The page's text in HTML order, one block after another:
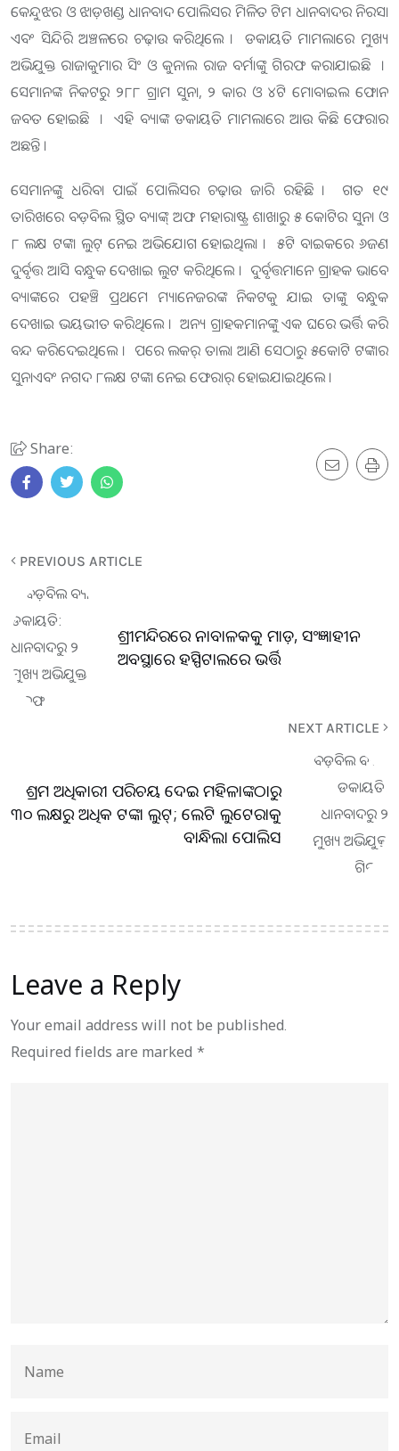
କେନ୍ଦୁଝର ଓ ଝାଡ଼ଖଣ୍ଡ ଧାନବାଦ ପୋଲିସର ମିଳିତ ଟିମ ଧାନବାଦର ନିରସା
ଏବଂ ସିନ୍ଦିରି ଅଞ୍ଚଳରେ ଚଢ଼ାଉ କରିଥିଲେ । ଡକାୟତି ମାମଲାରେ ମୁଖ୍ୟ
ଅଭିଯୁକ୍ତ ରାଜାକୁମାର ସିଂ ଓ କୁନାଲ ରାଜ ବର୍ମାଙ୍କୁ ଗିରଫ କରାଯାଇଛି ।
ସେମାନଙ୍କ ନିକଟରୁ ୨୮୮ ଗ୍ରାମ ସୁନା, ୨ କାର ଓ ୪ଟି ମୋବାଇଲ ଫୋନ
ଜବତ ହୋଇଛି । ଏହି ବ୍ୟାଙ୍କ ଡକାୟତି ମାମଲାରେ ଆଉ କିଛି ଫେରାର
ଅଛନ୍ତି ।
ସେମାନଙ୍କୁ ଧରିବା ପାଇଁ ପୋଲିସର ଚଢ଼ାଉ ଜାରି ରହିଛି । ଗତ ୧୯
ତାରିଖରେ ବଡ଼ବିଲ ସ୍ଥିତ ବ୍ୟାଙ୍କ୍ ଅଫ ମହାରାଷ୍ଟ୍ର ଶାଖାରୁ ୫ କୋଟିର ସୁନା ଓ
୮ ଲକ୍ଷ ଟଙ୍କା ଲୁଟ୍ ନେଇ ଅଭିଯୋଗ ହୋଇଥିଲା । ୫ଟି ବାଇକରେ ୬ଜଣ
ଦୁର୍ବୃତ୍ତ ଆସି ବନ୍ଧୁକ ଦେଖାଇ ଲୁଟ କରିଥିଲେ । ଦୁର୍ବୃତ୍ତମାନେ ଗ୍ରାହକ ଭାବେ
ବ୍ୟାଙ୍କରେ ପହଞ୍ଚି ପ୍ରଥମେ ମ୍ୟାନେଜରଙ୍କ ନିକଟକୁ ଯାଇ ତାଙ୍କୁ ବନ୍ଧୁକ
ଦେଖାଇ ଭୟଭୀତ କରିଥିଲେ । ଅନ୍ୟ ଗ୍ରାହକମାନଙ୍କୁ ଏକ ଘରେ ଭର୍ତ୍ତି କରି
ବନ୍ଦ କରିଦେଇଥିଲେ । ପରେ ଲକର୍ ତାଲା ଆଣି ସେଠାରୁ ୫କୋଟି ଟଙ୍କାର
ସୁନାଏବଂ ନଗଦ ୮ଲକ୍ଷ ଟଙ୍କା ନେଇ ଫେରାର୍ ହୋଇଯାଇଥିଲେ ।
Share:
PREVIOUS ARTICLE
ଶ୍ରୀମନ୍ଦିରରେ ନାବାଳକକୁ ମାଡ଼, ସଂଜ୍ଞାହୀନ
ଅବସ୍ଥାରେ ହସ୍ପିଟାଲରେ ଭର୍ତ୍ତି
NEXT ARTICLE
ଶ୍ରମ ଅଧିକାରୀ ପରିଚୟ ଦେଇ ମହିଳାଙ୍କଠାରୁ
୩୦ ଲକ୍ଷରୁ ଅଧିକ ଟଙ୍କା ଲୁଟ୍; ଲେଟି ଲୁଟେରାକୁ
ବାନ୍ଧିଲା ପୋଲିସ
Leave a Reply
Your email address will not be published.
Required fields are marked *